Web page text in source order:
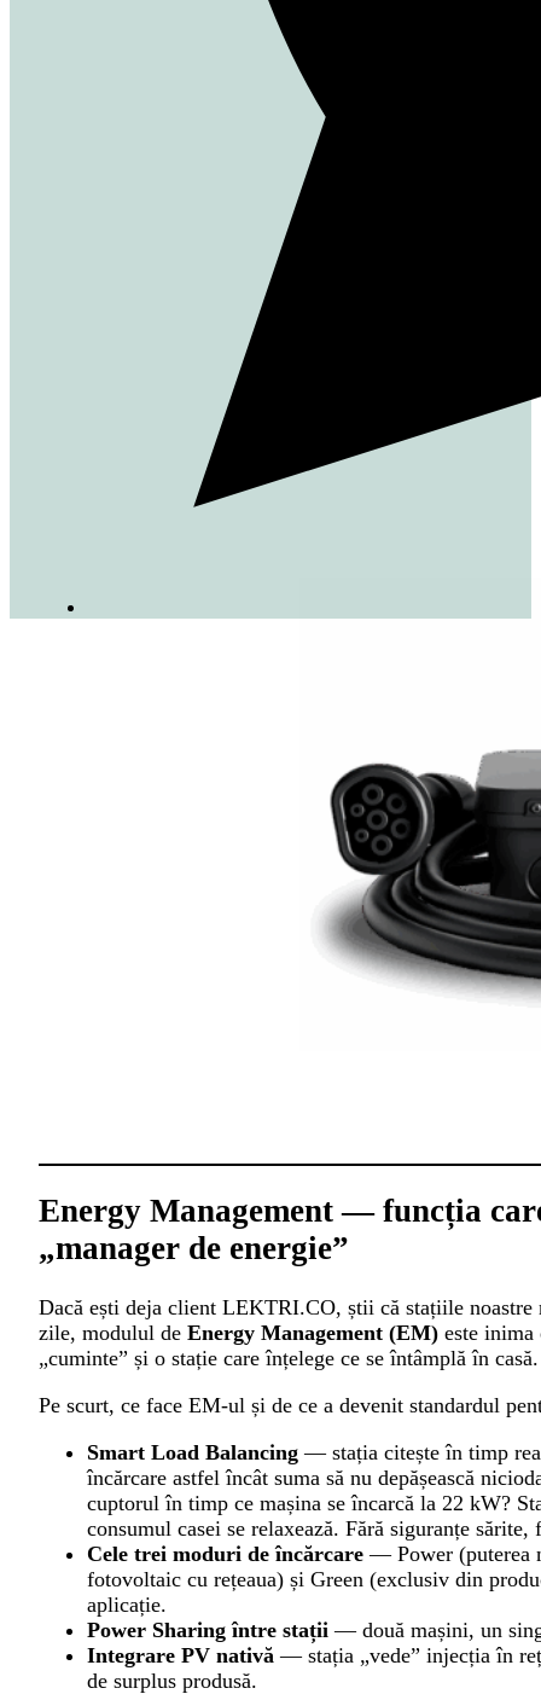
Energy Management — funcția
„manager de energie”
Dacă ești deja client LEKTRI.CO, știi că stațiile
zile, modulul de Energy Management (EM) este
„cuminte” și o stație care înțelege ce se întâmplă în casă.
Pe scurt, ce face EM-ul și de ce a devenit standardul
Smart Load Balancing — stația citește în timp
încărcare astfel încât suma să nu depășească
cuptorul în timp ce mașina se încarcă la 22 kW?
consumul casei se relaxează. Fără siguranțe
Cele trei moduri de încărcare — Power (puterea
fotovoltaic cu rețeaua) și Green (exclusiv din
aplicație.
Power Sharing între stații — două mașini, un
Integrare PV nativă — stația „vede” injecția în
de surplus produsă.